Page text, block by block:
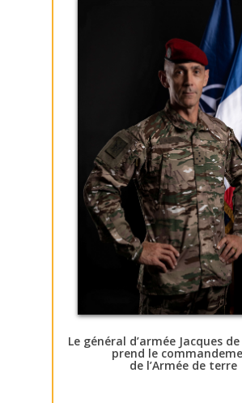
Le général d’armée Jacques
prend le
de l’Armée de terre